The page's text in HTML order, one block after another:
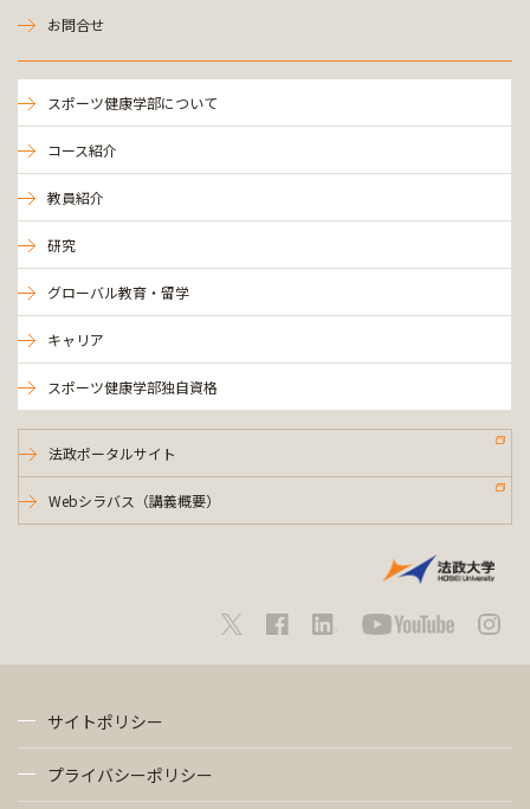
お問合せ
スポーツ健康学部について
コース紹介
教員紹介
研究
グローバル教育・留学
キャリア
スポーツ健康学部独自資格
法政ポータルサイト
Webシラバス（講義概要）
サイトポリシー
プライバシーポリシー